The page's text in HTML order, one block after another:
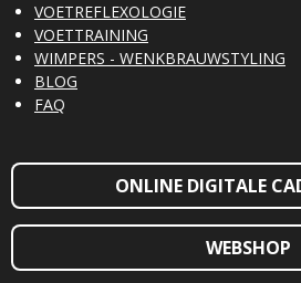
VOETREFLEXOLOGIE
VOETTRAINING
WIMPERS - WENKBRAUWSTYLING
BLOG
FAQ
ONLINE DIGITALE
WEBSHOP